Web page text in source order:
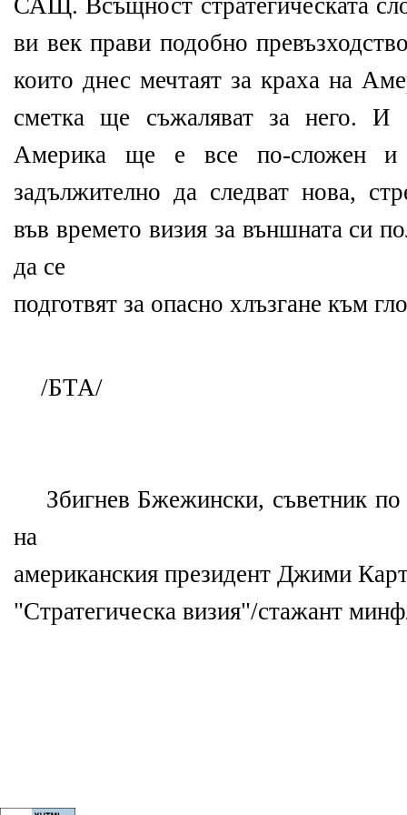
САЩ. Всъщност стратегическата
ви век прави подобно
които днес мечтаят за краха на
сметка ще съжаляват за него.
Америка ще е все по-сложен
задължително да следват нова,
във времето визия за външната си
да се
подготвят за опасно хлъзгане към
/БТА/
Збигнев Бжежински, съветник по
на
американския президент Джими
"Стратегическа визия"/стажант